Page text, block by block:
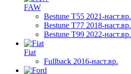
FAW
Bestune T55 2021-наст.вр.
Bestune T77 2018-наст.вр.
Bestune T99 2022-наст.вр.
Fiat
Fullback 2016-наст.вр.